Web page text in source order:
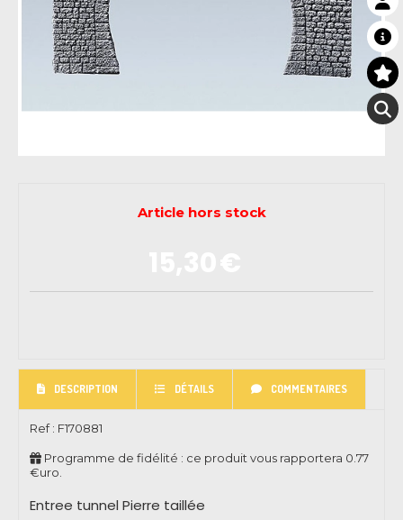
Article hors stock
DESCRIPTION DÉTAILS COMMENTAIRES
Ref : F170881
Programme de fidélité : ce produit vous rapportera 0.77
€uro.
Entree tunnel Pierre taillée